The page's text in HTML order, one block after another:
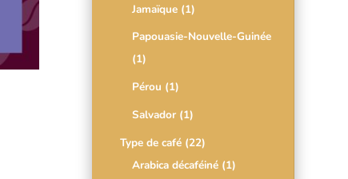
Jamaïque (1)
Papouasie-Nouvelle-Guinée
(1)
Pérou (1)
Salvador (1)
Type de café (22)
Arabica décaféiné (1)